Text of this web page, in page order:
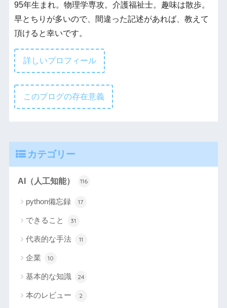
95年生まれ。物理学専攻。介護福祉士。趣味は散歩。
早とちりが多いので、間違った記述があれば、教えて
頂けると幸いです。
詳しいプロフィール
このブログの存在意義
カテゴリー
AI（人工知能） 116
python備忘録 17
できること 31
代表的な手法 11
企業 10
基本的な知識 24
本のレビュー 2